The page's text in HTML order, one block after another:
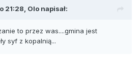
21:28, Olo napisał:
to przez was....gmina jest
syf z kopalnią...